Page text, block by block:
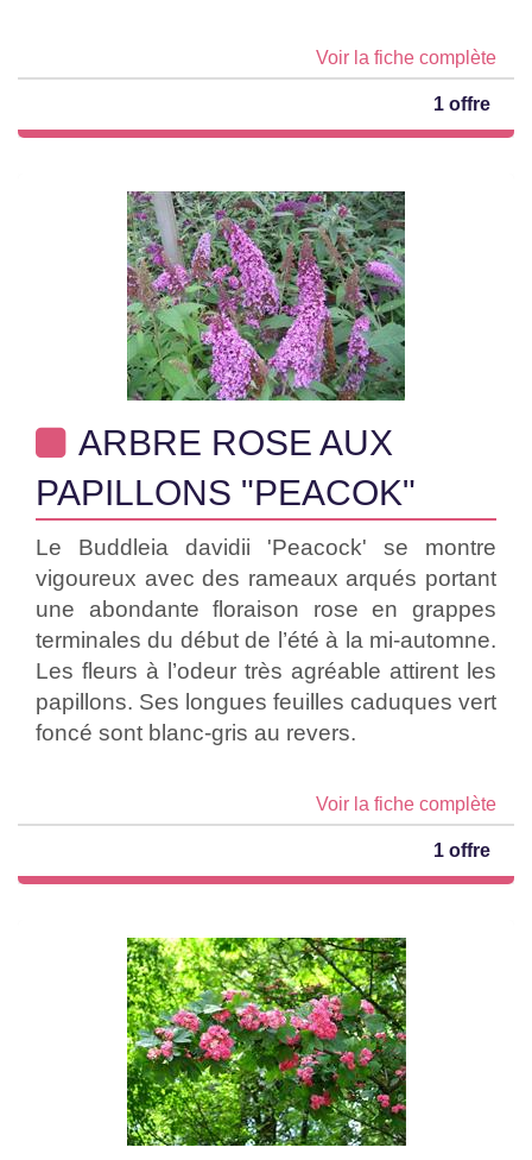
Voir la fiche complète
1 offre
ARBRE ROSE AUX
PAPILLONS "PEACOK"
Le Buddleia davidii 'Peacock' se montre
vigoureux avec des rameaux arqués portant
une abondante floraison rose en grappes
terminales du début de l’été à la mi-automne.
Les fleurs à l’odeur très agréable attirent les
papillons. Ses longues feuilles caduques vert
foncé sont blanc-gris au revers.
Voir la fiche complète
1 offre